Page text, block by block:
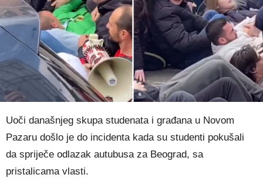
Uoči današnjeg skupa studenata i građana u Novom
Pazaru došlo je do incidenta kada su studenti pokušali
da spriječe odlazak autubusa za Beograd, sa
pristalicama vlasti.